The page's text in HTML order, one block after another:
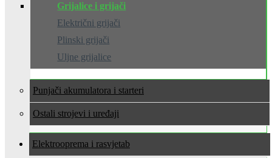
Grijalice i grijači
Električni grijači
Plinski grijači
Uljne grijalice
Punjači akumulatora i starteri
Ostali strojevi i uređaji
Elektrooprema i rasvjeta